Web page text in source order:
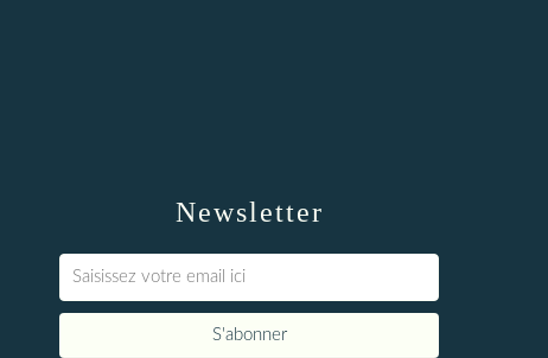
Newsletter